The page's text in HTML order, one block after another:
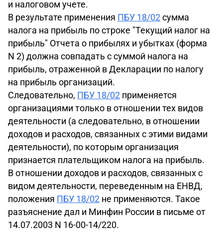
и налоговом учете.
В результате применения ПБУ 18/02сумма
налога на прибыль по строке "Текущий налог на
прибыль" Отчета о прибылях и убытках (форма
N 2) должна совпадать с суммой налога на
прибыль, отраженной в Декларации по налогу
на прибыль организаций.
Следовательно, ПБУ 18/02 применяется
организациями только в отношении тех видов
деятельности (а следовательно, в отношении
доходов и расходов, связанных с этими видами
деятельности), по которым организация
признается плательщиком налога на прибыль.
В отношении доходов и расходов, связанных с
видом деятельности, переведенным на ЕНВД,
положения ПБУ 18/02 не применяются. Такое
разъяснение дал и Минфин России в письме от
14.07.2003 N 16-00-14/220.